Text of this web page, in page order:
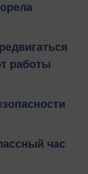
работы
час